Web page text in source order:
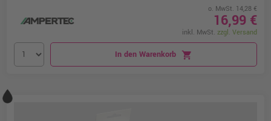
o. MwSt. 14,28 €
16,99 €
inkl. MwSt. zzgl. Versand
In den Warenkorb shopping_cart